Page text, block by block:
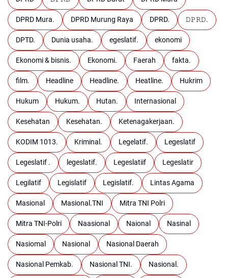
DPRD Mura. DPRD Murung Raya DPRD. 𝙳𝙿𝚁𝙳.
DPTD. Dunia usaha. egeslatif. ekonomi
Ekonomi & bisnis. Ekonomi. Faerah fakta.
film. Headline Headline. Heatline. Hukrim
Hukum Hukum. Hutan. Internasional
Kesehatan Kesehatan. Ketenagakerjaan.
KODIM 1013. Kriminal. Legelatif. Legeslatif
Legeslatif . legeslatif. Legeslatiif Legeslatir
Legilatif Legislatif Legislatif. Lintas Agama
Masional Masional.TNI Mitra TNI Polri
Mitra TNI-Polri Naasional Naional Nasinal
Nasiomal Nasional Nasional Daerah
Nasional Pemkab. Nasional TNI. Nasional.